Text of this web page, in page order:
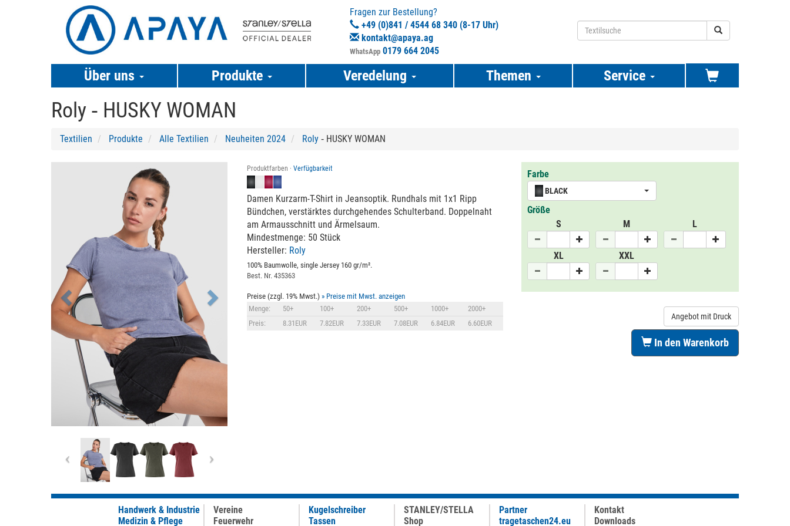
Fragen zur Bestellung?
+49 (0)841 / 4544 68 340 (8-17 Uhr)
kontakt@apaya.ag
WhatsApp 0179 664 2045
Über uns Produkte Veredelung Themen Service
Roly ‐ HUSKY WOMAN
Textilien Produkte Alle Textilien Neuheiten 2024 Roly ‐ HUSKY WOMAN
Previous
Produktfarben ·Verfügbarkeit
Damen Kurzarm-T-Shirt in Jeansoptik. Rundhals mit 1x1 Ripp
Bündchen, verstärktes durchgehendes Schulterband. Doppelnaht
am Armausschnitt und Ärmelsaum.
Mindestmenge: 50 Stück
Hersteller: Roly
100% Baumwolle, single Jersey 160 gr/m².
Best. Nr. 435363
Preise (zzgl. 19% Mwst.)» Preise mit Mwst. anzeigen
Menge:
50+ 100+ 200+ 500+ 1000+
2000+
Preis:
8.31EUR 7.82EUR 7.33EUR 7.08EUR 6.84EUR 6.60EUR
Farbe
BLACK
Größe
S
M L
XL XXL
Angebot mit Druck
In den Warenkorb
Handwerk & Industrie
Medizin & Pflege
Vereine
Feuerwehr
Kugelschreiber
Tassen
STANLEY/STELLA
Shop
Partner
tragetaschen24.eu
Kontakt
Downloads